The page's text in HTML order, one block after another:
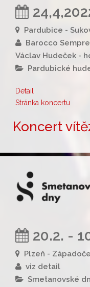
Pardubice -
Barocco
Václav Hudeček -
Pardubické
Detail
Stránka koncertu
Koncert
20.2. -
Plzeň -
viz detail
Smetanovské